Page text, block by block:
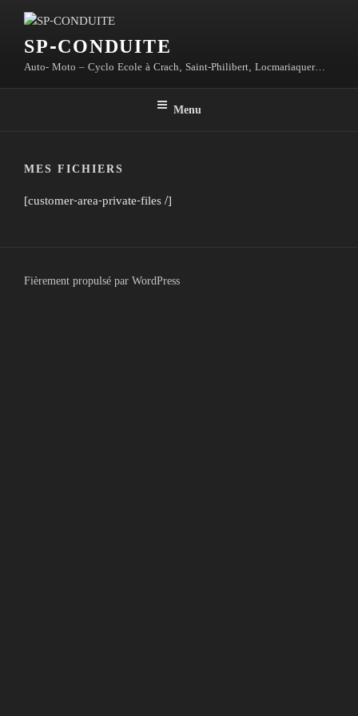
contenu
principal
SP-CONDUITE
Auto- Moto – Cyclo Ecole à Crach, Saint-Philibert, Locmariaquer…
Menu
MES FICHIERS
[customer-area-private-files /]
Fièrement propulsé par WordPress